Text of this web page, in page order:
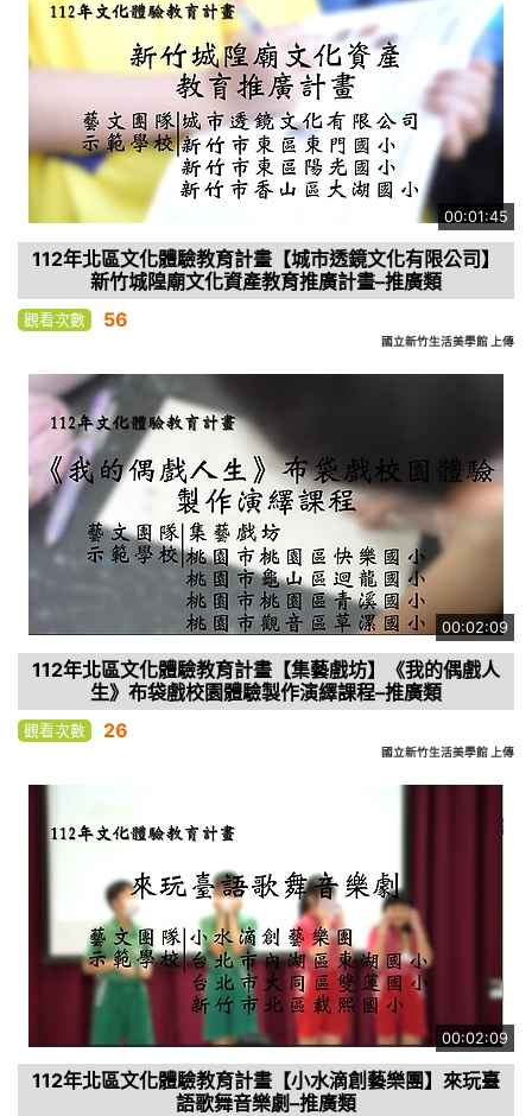
00:01:45
112年北區文化體驗教育計畫【城市透鏡文化有限公司】
新竹城隍廟文化資產教育推廣計畫–推廣類
觀看次數 56
國立新竹生活美學館 上傳
00:02:09
112年北區文化體驗教育計畫【集藝戲坊】《我的偶戲人
生》布袋戲校園體驗製作演繹課程–推廣類
觀看次數 26
國立新竹生活美學館 上傳
00:02:09
112年北區文化體驗教育計畫【小水滴創藝樂團】來玩臺
語歌舞音樂劇–推廣類